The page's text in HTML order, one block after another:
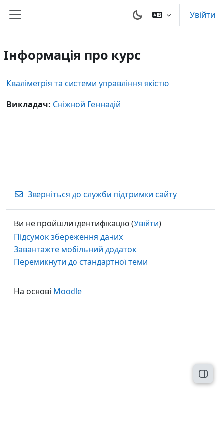
Бокова панель
Увійти
Інформація про курс
Кваліметрія та системи управління якістю
Викладач: Сніжной Геннадій
Зверніться до служби підтримки сайту
Ви не пройшли ідентифікацію (Увійти)
Підсумок збереження даних
Завантажте мобільний додаток
Перемикнути до стандартної теми
На основі Moodle